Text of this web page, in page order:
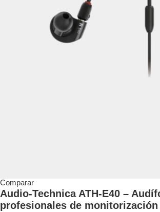
Comparar
Audio-Technica ATH-E40 –
profesionales de monitorización